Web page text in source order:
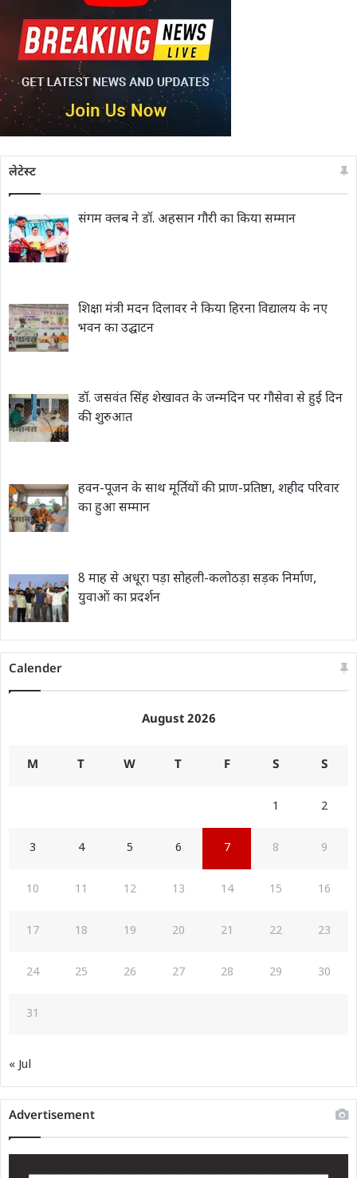
लेटेस्ट
संगम क्लब ने डॉ. अहसान गौरी का किया सम्मान
शिक्षा मंत्री मदन दिलावर ने किया हिरना विद्यालय के नए
भवन का उद्घाटन
डॉ. जसवंत सिंह शेखावत के जन्मदिन पर गौसेवा से हुई दिन
की शुरुआत
हवन-पूजन के साथ मूर्तियों की प्राण-प्रतिष्ठा, शहीद परिवार
का हुआ सम्मान
8 माह से अधूरा पड़ा सोहली-कलोठड़ा सड़क निर्माण,
युवाओं का प्रदर्शन
Calender
August 2026
M T W T F S S
1 2
3 4 5 6 7 8 9
10 11 12 13 14 15 16
17 18 19 20 21 22 23
24 25 26 27 28 29 30
31
« Jul
Advertisement